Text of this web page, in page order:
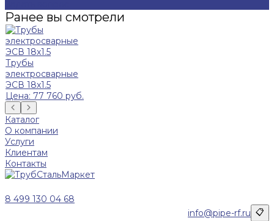
Ранее вы смотрели
Трубы
электросварные
ЭСВ 18х1.5
Цена: 77 760 руб.
Каталог
О компании
Услуги
Клиентам
Контакты
8 499 130 04 68
info@pipe-rf.ru 📋